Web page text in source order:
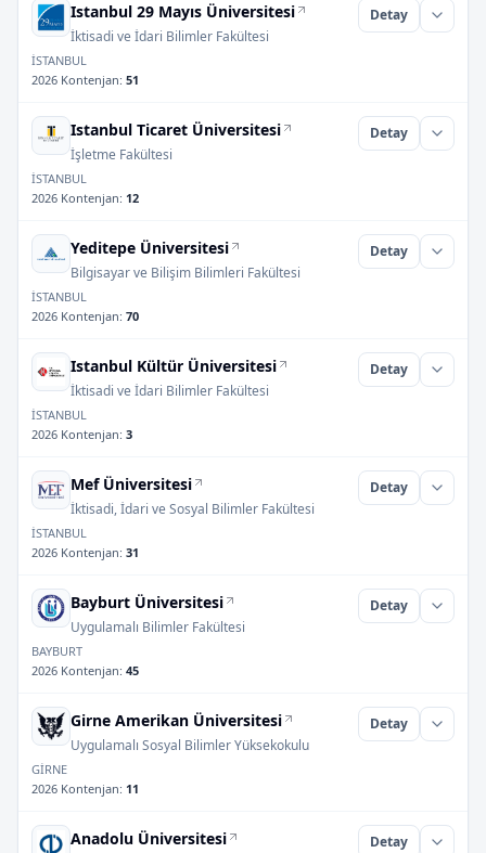
Istanbul 29 Mayıs Üniversitesi
İktisadi ve İdari Bilimler Fakültesi
Detay
İSTANBUL
2026 Kontenjan: 51
Istanbul Ticaret Üniversitesi
İşletme Fakültesi
Detay
İSTANBUL
2026 Kontenjan: 12
Yeditepe Üniversitesi
Bilgisayar ve Bilişim Bilimleri Fakültesi
Detay
İSTANBUL
2026 Kontenjan: 70
Istanbul Kültür Üniversitesi
İktisadi ve İdari Bilimler Fakültesi
Detay
İSTANBUL
2026 Kontenjan: 3
Mef Üniversitesi
İktisadi, İdari ve Sosyal Bilimler Fakültesi
Detay
İSTANBUL
2026 Kontenjan: 31
Bayburt Üniversitesi
Uygulamalı Bilimler Fakültesi
Detay
BAYBURT
2026 Kontenjan: 45
Girne Amerikan Üniversitesi
Uygulamalı Sosyal Bilimler Yüksekokulu
Detay
GİRNE
2026 Kontenjan: 11
Anadolu Üniversitesi Detay